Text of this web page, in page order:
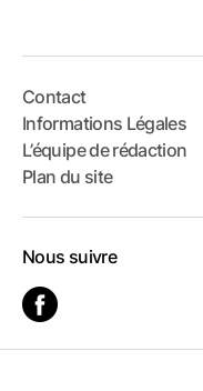
Contact
Informations Légales
L’équipe de rédaction
Plan du site
Nous suivre